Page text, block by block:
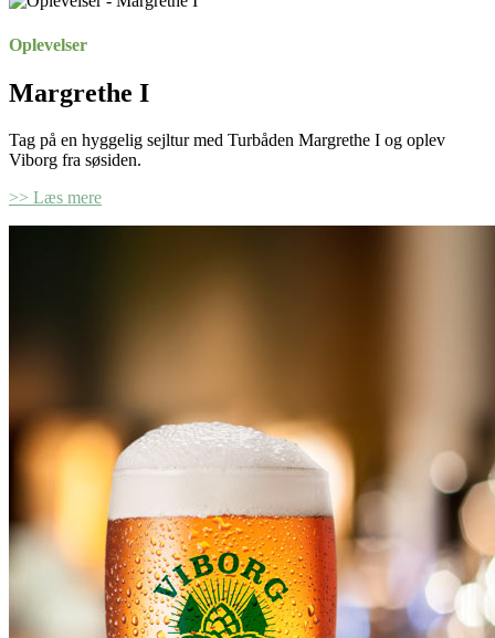
Oplevelser
Margrethe I
Tag på en hyggelig sejltur med Turbåden Margrethe I og oplev
Viborg fra søsiden.
>> Læs mere